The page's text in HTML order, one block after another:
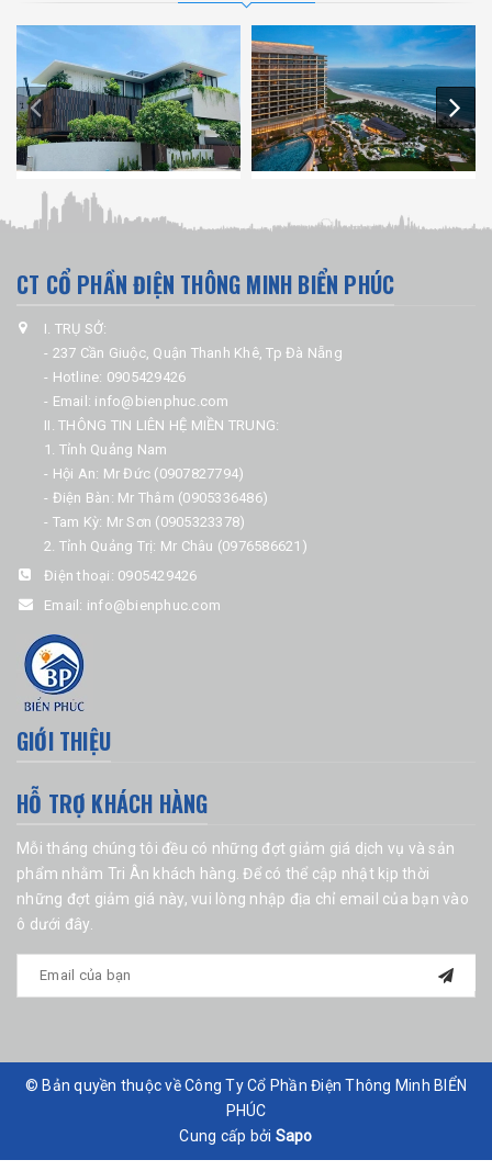
CT CỔ PHẦN ĐIỆN THÔNG MINH BIỂN PHÚC
I. TRỤ SỞ:
- 237 Cần Giuộc, Quận Thanh Khê, Tp Đà Nẵng
- Hotline: 0905429426
- Email: info@bienphuc.com
II. THÔNG TIN LIÊN HỆ MIỀN TRUNG:
1. Tỉnh Quảng Nam
- Hội An: Mr Đức (0907827794)
- Điện Bàn: Mr Thâm (0905336486)
- Tam Kỳ: Mr Sơn (0905323378)
2. Tỉnh Quảng Trị: Mr Châu (0976586621)
Điện thoại: 0905429426
Email: info@bienphuc.com
GIỚI THIỆU
HỖ TRỢ KHÁCH HÀNG
Mỗi tháng chúng tôi đều có những đợt giảm giá dịch vụ và sản
phẩm nhằm Tri Ân khách hàng. Để có thể cập nhật kịp thời
những đợt giảm giá này, vui lòng nhập địa chỉ email của bạn vào
ô dưới đây.
© Bản quyền thuộc về Công Ty Cổ Phần Điện Thông Minh BIỂN
PHÚC
Cung cấp bởi Sapo